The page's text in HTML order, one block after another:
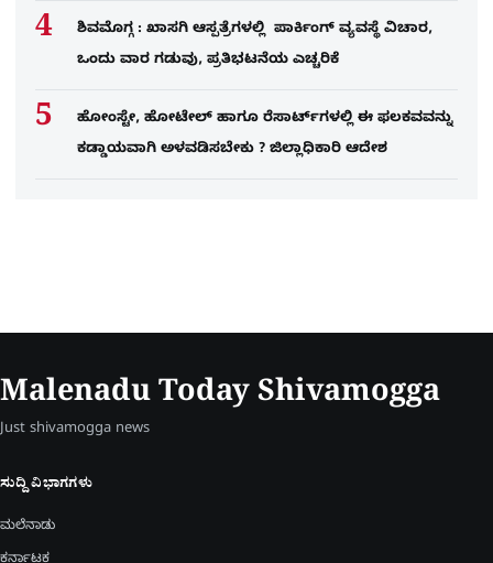
ಶಿವಮೊಗ್ಗ : ಖಾಸಗಿ ಆಸ್ಪತ್ರೆಗಳಲ್ಲಿ ಪಾರ್ಕಿಂಗ್​ ವ್ಯವಸ್ಥೆ ವಿಚಾರ,
ಒಂದು ವಾರ ಗಡುವು, ಪ್ರತಿಭಟನೆಯ ಎಚ್ಚರಿಕೆ
ಹೋಂಸ್ಟೇ, ಹೋಟೇಲ್ ಹಾಗೂ ರೆಸಾರ್ಟ್‌ಗಳಲ್ಲಿ ಈ ಫಲಕವವನ್ನು
ಕಡ್ಡಾಯವಾಗಿ ಅಳವಡಿಸಬೇಕು ? ಜಿಲ್ಲಾಧಿಕಾರಿ ಆದೇಶ
Malenadu Today Shivamogga
Just shivamogga news
ಸುದ್ದಿ ವಿಭಾಗಗಳು
ಮಲೆನಾಡು